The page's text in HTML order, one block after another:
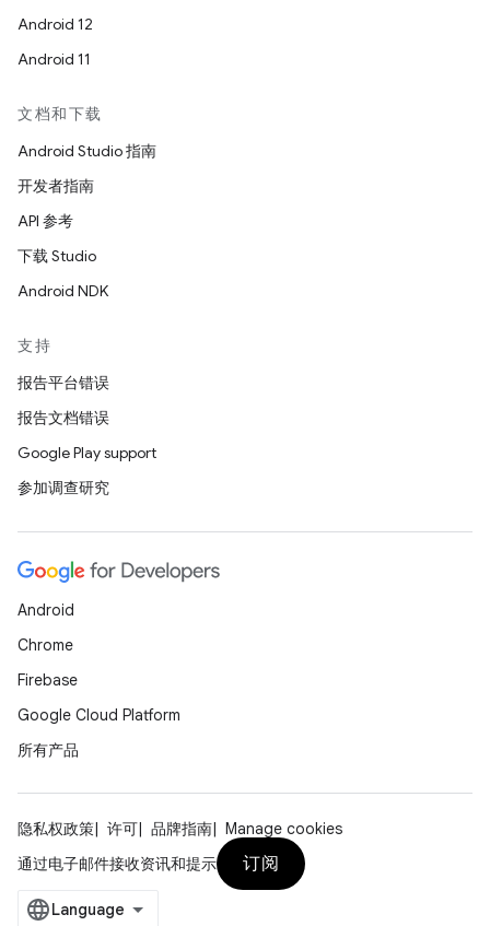
Android 12
Android 11
文档和下载
Android Studio 指南
开发者指南
API 参考
下载 Studio
Android NDK
支持
报告平台错误
报告文档错误
Google Play support
参加调查研究
Android
Chrome
Firebase
Google Cloud Platform
所有产品
隐私权政策 许可 品牌指南
Manage cookies
通过电子邮件接收资讯和提示
订阅